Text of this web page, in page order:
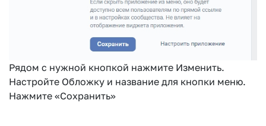
Рядом с нужной кнопкой нажмите Изменить.
Настройте Обложку и название для кнопки меню.
Нажмите «Сохранить»